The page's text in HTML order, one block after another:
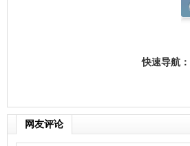
快速导航：
网友评论